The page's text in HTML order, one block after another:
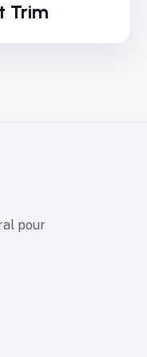
Trim
pour